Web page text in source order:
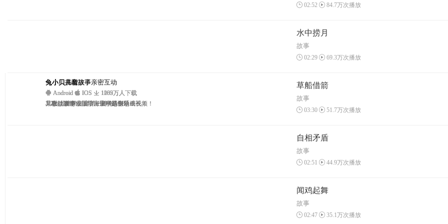
兔小贝拼音
Android IOS
1102万人下载
3-7岁儿童学拼音第一神奇APP
兔小贝—与孩子亲密互动
Android IOS
1235万人下载
早教益智游戏，陪宝宝一起快乐成长！
兔小贝儿歌
Android IOS
1203万人下载
儿歌、故事、国学、识字原创动画视频！
兔小贝儿童故事
Android IOS
1069万人下载
儿童故事专业版，海量精选专题！
02:52 84.7万次播放
水中捞月
故事
02:29 69.3万次播放
草船借箭
故事
03:30 51.7万次播放
自相矛盾
故事
02:51 44.9万次播放
闻鸡起舞
故事
02:47 35.1万次播放